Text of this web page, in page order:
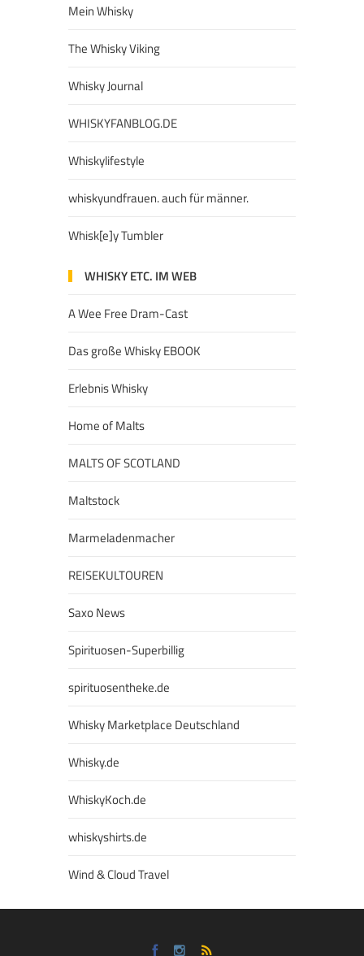
Mein Whisky
The Whisky Viking
Whisky Journal
WHISKYFANBLOG.DE
Whiskylifestyle
whiskyundfrauen. auch für männer.
Whisk[e]y Tumbler
WHISKY ETC. IM WEB
A Wee Free Dram-Cast
Das große Whisky EBOOK
Erlebnis Whisky
Home of Malts
MALTS OF SCOTLAND
Maltstock
Marmeladenmacher
REISEKULTOUREN
Saxo News
Spirituosen-Superbillig
spirituosentheke.de
Whisky Marketplace Deutschland
Whisky.de
WhiskyKoch.de
whiskyshirts.de
Wind & Cloud Travel